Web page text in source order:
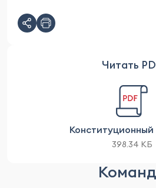
Читать
398.34 КБ